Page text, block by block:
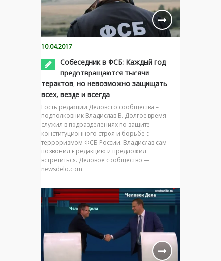
10.04.2017
Собеседник в ФСБ: Каждый год
предотвращаются тысячи
терактов, но невозможно защищать
всех, везде и всегда
Гость редакции Делового сообщества –
подполковник Владислав В. Долгое время
служил в подразделениях по защите
конституционного строя и борьбе с
терроризмом ФСБ России. Владислав сам
позвонил в редакцию и предложил
встретиться. Деловое сообщество —
newsdelo.com